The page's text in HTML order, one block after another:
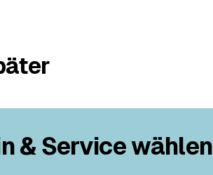
& Service wählen